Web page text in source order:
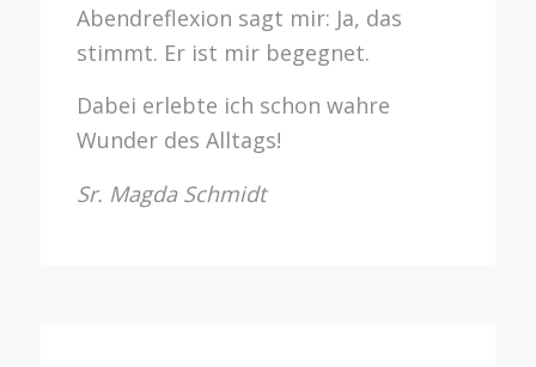
Abendreflexion sagt mir: Ja, das
stimmt. Er ist mir begegnet.
Dabei erlebte ich schon wahre
Wunder des Alltags!
Sr. Magda Schmidt